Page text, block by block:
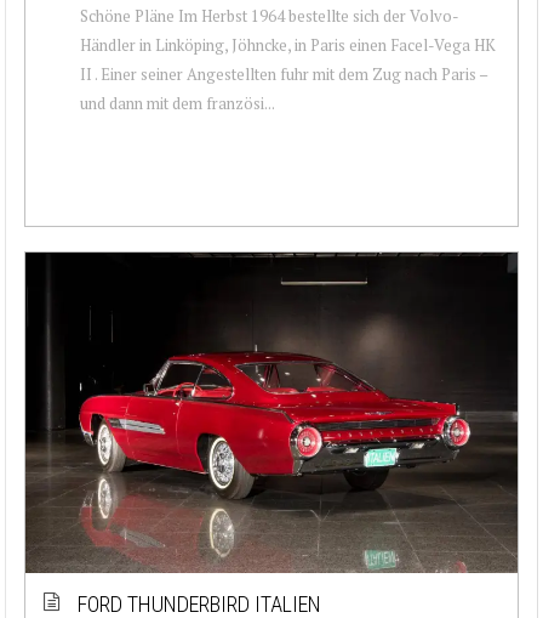
Schöne Pläne Im Herbst 1964 bestellte sich der Volvo-
Händler in Linköping, Jöhncke, in Paris einen Facel-Vega HK
II . Einer seiner Angestellten fuhr mit dem Zug nach Paris –
und dann mit dem französi...
FORD THUNDERBIRD ITALIEN